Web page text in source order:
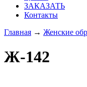
ЗАКАЗАТЬ
Контакты
Главная → Женские
Ж-142